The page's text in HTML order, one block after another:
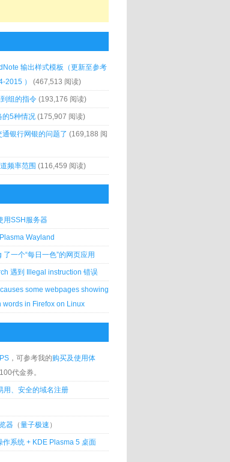
输出样式模板（更新至参考
2015 ）
(467,513 阅读)
组的指令 (193,176 阅读)
的5种情况 (175,907 阅读)
银行网银的问题了 (169,188 阅
频率范围 (116,459 阅读)
用SSH服务器
Wayland
一个“每日一色”的网页应用
遇到 Illegal instruction 错误
some webpages showing
words in Firefox on Linux
，可参考我的购买及使用体
代金券。
用、安全的域名注册
器 （量子极速 ）
系统 + KDE Plasma 5 桌面